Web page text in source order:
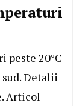
peste 20°C
Detalii
Articol